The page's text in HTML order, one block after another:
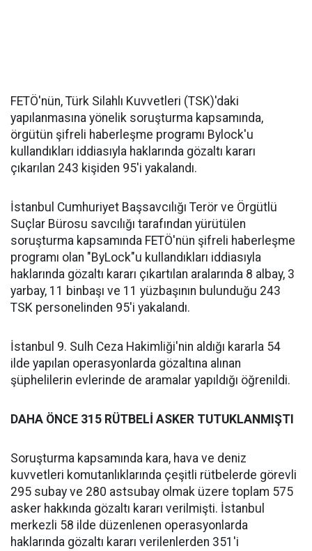
FETÖ'nün, Türk Silahlı Kuvvetleri (TSK)'daki
yapılanmasına yönelik soruşturma kapsamında,
örgütün şifreli haberleşme programı Bylock'u
kullandıkları iddiasıyla haklarında gözaltı kararı
çıkarılan 243 kişiden 95'i yakalandı.
İstanbul Cumhuriyet Başsavcılığı Terör ve Örgütlü
Suçlar Bürosu savcılığı tarafından yürütülen
soruşturma kapsamında FETÖ'nün şifreli haberleşme
programı olan "ByLock"u kullandıkları iddiasıyla
haklarında gözaltı kararı çıkartılan aralarında 8 albay, 3
yarbay, 11 binbaşı ve 11 yüzbaşının bulunduğu 243
TSK personelinden 95'i yakalandı.
İstanbul 9. Sulh Ceza Hakimliği'nin aldığı kararla 54
ilde yapılan operasyonlarda gözaltına alınan
şüphelilerin evlerinde de aramalar yapıldığı öğrenildi.
DAHA ÖNCE 315 RÜTBELİ ASKER TUTUKLANMIŞTI
Soruşturma kapsamında kara, hava ve deniz
kuvvetleri komutanlıklarında çeşitli rütbelerde görevli
295 subay ve 280 astsubay olmak üzere toplam 575
asker hakkında gözaltı kararı verilmişti. İstanbul
merkezli 58 ilde düzenlenen operasyonlarda
haklarında gözaltı kararı verilenlerden 351'i